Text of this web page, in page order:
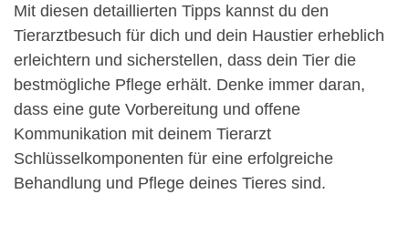
Mit diesen detaillierten Tipps kannst du den
Tierarztbesuch für dich und dein Haustier erheblich
erleichtern und sicherstellen, dass dein Tier die
bestmögliche Pflege erhält. Denke immer daran,
dass eine gute Vorbereitung und offene
Kommunikation mit deinem Tierarzt
Schlüsselkomponenten für eine erfolgreiche
Behandlung und Pflege deines Tieres sind.